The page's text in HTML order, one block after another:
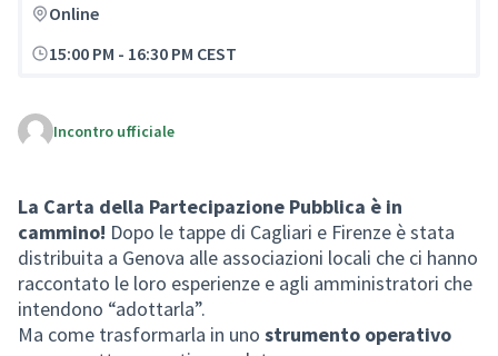
Online
15:00 PM - 16:30 PM CEST
Incontro ufficiale
La Carta della Partecipazione Pubblica è in
cammino! Dopo le tappe di Cagliari e Firenze è stata
distribuita a Genova alle associazioni locali che ci hanno
raccontato le loro esperienze e agli amministratori che
intendono “adottarla”.
Ma come trasformarla in uno strumento operativo